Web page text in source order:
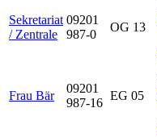
Sekretariat
/ Zentrale
09201
987-0
OG 13
Frau Bär
09201
987-16
EG 05